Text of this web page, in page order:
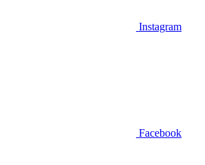
Instagram
Facebook